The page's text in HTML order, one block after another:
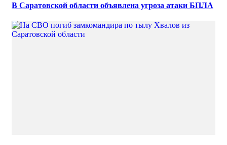
В Саратовской области объявлена угроза атаки БПЛА